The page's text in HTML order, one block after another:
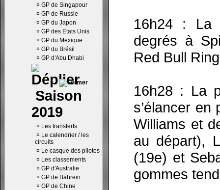
¤ GP de Singapour
¤ GP de Russie
¤ GP du Japon
¤ GP des Etats Unis
¤ GP du Mexique
¤ GP du Brésil
¤ GP d'Abu Dhabi
Saison
2019
¤ Les transferts
¤ Le calendrier / les
circuits
¤ Le casque des pilotes
¤ Les classements
¤ GP d'Australie
¤ GP de Bahrein
¤ GP de Chine
16h24 : La
degrés à
Red Bull
16h28 : La
s’élancer en
Williams et
au départ),
(19e) et
gommes